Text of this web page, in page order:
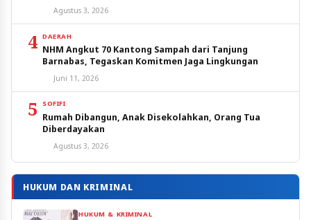
Agustus 3, 2026
4 DAERAH
NHM Angkut 70 Kantong Sampah dari Tanjung
Barnabas, Tegaskan Komitmen Jaga Lingkungan
Juni 11, 2026
5 SOFIFI
Rumah Dibangun, Anak Disekolahkan, Orang Tua
Diberdayakan
Agustus 3, 2026
HUKUM DAN KRIMINAL
HUKUM & KRIMINAL